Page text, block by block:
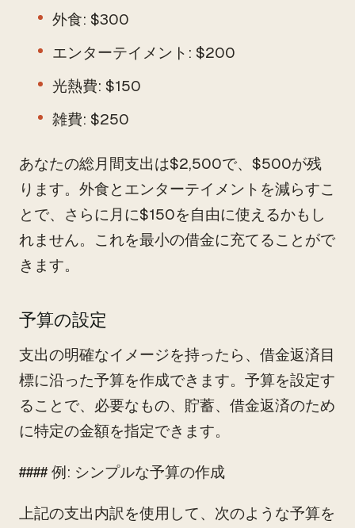
外食: $300
エンターテイメント: $200
光熱費: $150
雑費: $250
あなたの総月間支出は$2,500で、$500が残
ります。外食とエンターテイメントを減らすこ
とで、さらに月に$150を自由に使えるかもし
れません。これを最小の借金に充てることがで
きます。
予算の設定
支出の明確なイメージを持ったら、借金返済目
標に沿った予算を作成できます。予算を設定す
ることで、必要なもの、貯蓄、借金返済のため
に特定の金額を指定できます。
#### 例: シンプルな予算の作成
上記の支出内訳を使用して、次のような予算を